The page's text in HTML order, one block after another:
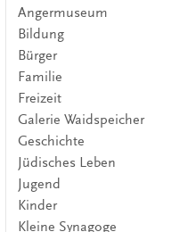
Angermuseum
Bildung
Bürger
Familie
Freizeit
Galerie Waidspeicher
Geschichte
Jüdisches Leben
Jugend
Kinder
Kleine Synagoge